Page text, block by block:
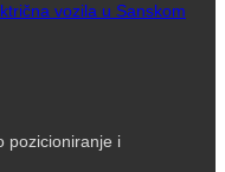
vozila u Sanskom
pozicioniranje i